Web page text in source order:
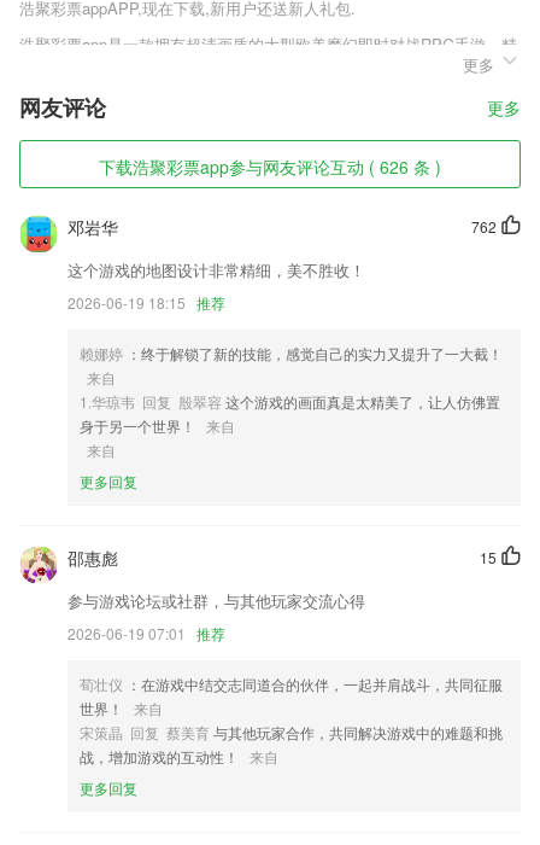
浩聚彩票appAPP,现在下载,新用户还送新人礼包.
浩聚彩票app是一款拥有超清画质的大型欧美魔幻即时对战RPG手游，精
致暗黑的游戏画面，有趣的魔幻奇迹故事题材，所有的人物形象刻画的精
致立体，无缝的世界地图，自由的进行各种探索，展开一场全新史诗级别
的冒险之旅，对热血英灵官方最新版v1.2.3这款游戏感兴趣的玩家赶紧来
趣趣手游网下载体验吧。
浩聚彩票app软件特色
1,循环记录模式更好的为2265用户节省手机内存，保证手机运行流畅。
2,精准的数据分析
3,满足不同用户的不同需求，为用户提供精华课程学习社群的服务软件；
5,创新课件系统：支持音频视频播放，随堂、“即时提问”等功能，采用自
主研发的第三代课件系统，可反复听反复学，提高学习的效率。
6,覆盖范围广、应用频率高的政务服务事项，将向皖事通app延伸，让老
百姓可以“掌上办”、“指尖办”。
浩聚彩票app软件优势
息，支持文字、语音、图片、附件、网址链
2.同步学习，专项练习，学习难题逐个击破
3.课程丰富，在里面可以找到各种课程，随时都可以在里面学习到不同的
4.：真题、模拟题目不断练习，错题自动分析
5.创新的技术和贴心的服务去引领保险大学的新思路与新跨越
6.# 学习笔记 # 提供摘录、标注、图片、音频等笔记功能，随时添加学习
笔记，记录心得体会，摘录精华知识，标记未知词汇。
更多
网友评论 更多
下载浩聚彩票app参与网友评论互动 ( 626 条 )
762
邓岩华
这个游戏的地图设计非常精细，美不胜收！
2026-06-19 18:15 推荐
赖娜婷 ：终于解锁了新的技能，感觉自己的实力又提升了一大截！
来自
1.华琼韦 回复 殷翠容 这个游戏的画面真是太精美了，让人仿佛置
身于另一个世界！
来自
来自
更多回复
15
邵惠彪
参与游戏论坛或社群，与其他玩家交流心得
2026-06-19 07:01 推荐
荀壮仪 ：在游戏中结交志同道合的伙伴，一起并肩战斗，共同征服
世界！
来自
宋策晶 回复 蔡美育与其他玩家合作，共同解决游戏中的难题和挑
战，增加游戏的互动性！
来自
更多回复